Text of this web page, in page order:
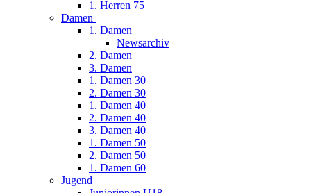
1. Herren 75
Damen
1. Damen
Newsarchiv
2. Damen
3. Damen
1. Damen 30
2. Damen 30
1. Damen 40
2. Damen 40
3. Damen 40
1. Damen 50
2. Damen 50
1. Damen 60
Jugend